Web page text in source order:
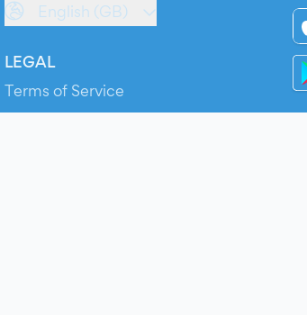
English (GB)
LEGAL
Terms of Service
Privacy Policy